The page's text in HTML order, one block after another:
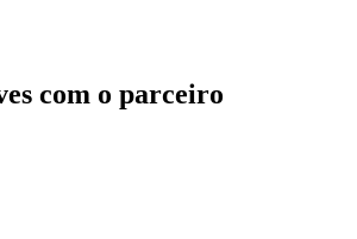
com o parceiro